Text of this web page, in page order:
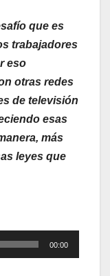
que es
trabajadores
eso
otras redes
de televisión
esas
más
leyes que
00:00